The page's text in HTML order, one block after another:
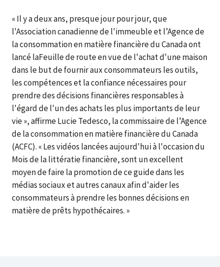
« Il y a deux ans, presque jour pour jour, que
l'Association canadienne de l'immeuble et l’Agence de
la consommation en matière financière du Canada ont
lancé laFeuille de route en vue de l'achat d'une maison
dans le but de fournir aux consommateurs les outils,
les compétences et la confiance nécessaires pour
prendre des décisions financières responsables à
l'égard de l'un des achats les plus importants de leur
vie », affirme Lucie Tedesco, la commissaire de l’Agence
de la consommation en matière financière du Canada
(ACFC). « Les vidéos lancées aujourd'hui à l'occasion du
Mois de la littératie financière, sont un excellent
moyen de faire la promotion de ce guide dans les
médias sociaux et autres canaux afin d'aider les
consommateurs à prendre les bonnes décisions en
matière de prêts hypothécaires. »